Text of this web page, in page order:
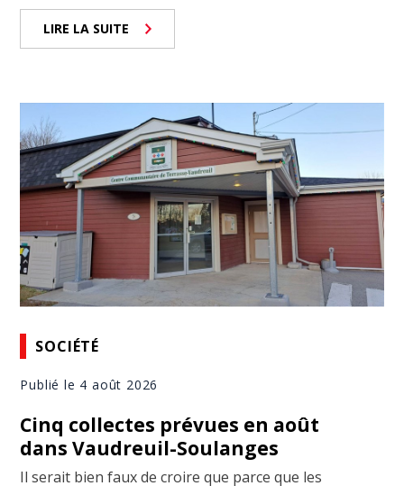
LIRE LA SUITE
SOCIÉTÉ
Publié le 4 août 2026
Cinq collectes prévues en août
dans Vaudreuil-Soulanges
Il serait bien faux de croire que parce que les